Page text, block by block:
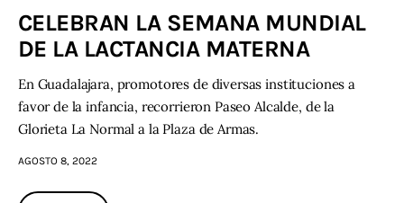
CELEBRAN LA SEMANA MUNDIAL
DE LA LACTANCIA MATERNA
En Guadalajara, promotores de diversas instituciones a
favor de la infancia, recorrieron Paseo Alcalde, de la
Glorieta La Normal a la Plaza de Armas.
AGOSTO 8, 2022